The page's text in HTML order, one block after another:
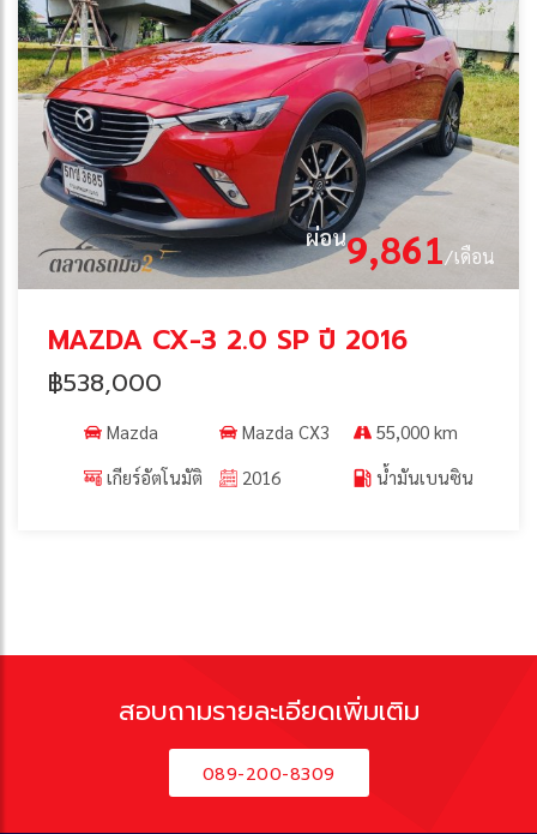
ผ่อน9,861/เดือน
MAZDA CX-3 2.0 SP ปี 2016
฿538,000
Mazda Mazda CX3
55,000 km
เกียร์อัตโนมัติ
2016 น้ำมันเบนซิน
สอบถามรายละเอียดเพิ่มเติม
089-200-8309